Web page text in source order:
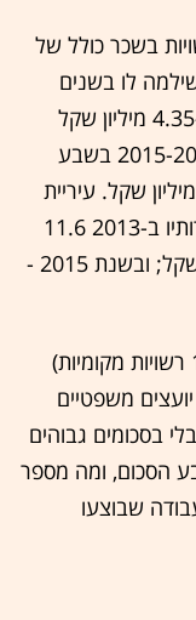
הועסק באותן שנים ב-6 רשויות בשכר כולל של
שילמה לו בשנים
2013 ו-2014 6 מיליון שקל בכל שנה ו-4.35 מיליון שקל
ב-2015. משרד אחר הועסק בשנים 2015-2013 בשבע
רשויות מקומיות בשכר כולל של כ-36.3 מיליון שקל. עיריית
פתח-תקווה לבדה שילמה לו בעבור שירותיו ב-2013 11.6
מיליון שקל; בשנת 2014 - 11.5 מיליון שקל; ובשנת 2015 -
עוד עולה מהדוח כי רוב הרשויות (כ-165 רשויות מקומיות)
עם יועצים משפטיים
בסכומים גבוהים
הסכום, ומה מספר
שבוצעו